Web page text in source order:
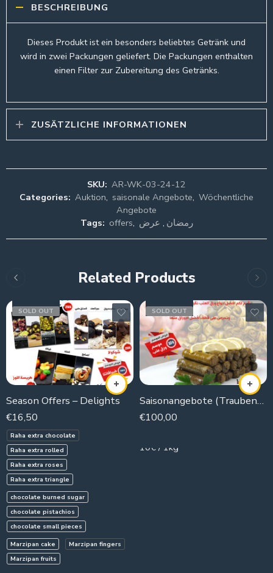
BESCHREIBUNG
Dieses Produkt ist ein besonders beliebtes Getränk und
wird in zwei Packungen geliefert. Die Packungen enthalten
einen Filter zur Zubereitung des Getränks.
ZUSÄTZLICHE INFORMATIONEN
SKU: AR-WK-03-24-12
Categories: Auktion, saisonale Angebote, Wöchentliche
Angebote
Tags: offers, رمضان , عرض
Related Products
SOLD OUT
Season Offers – Delights
€16,50
Raha extra chocolate
Raha extra rolled
Raha extra roses
Raha extra triangle
chocolate burned sugar
chocolate pistachios
chocolate small pieces
Marzipan cake
Marzipan fingers
Marzipan fruits
SOLD OUT
Saisonangebote (Traubenblättersaison)
€100,00
10€ / 1kg